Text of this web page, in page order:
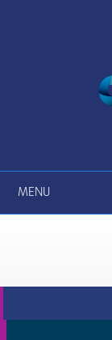
MENU